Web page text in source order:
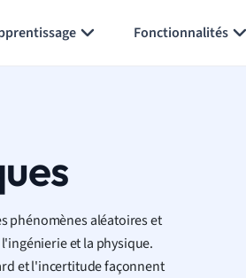
Fonctionnalités
phénomènes aléatoires et
et la physique.
et l'incertitude façonnent